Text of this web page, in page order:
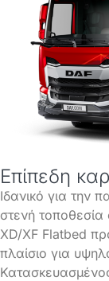
Επίπεδη
Ιδανικό για την
στενή
XD/XF Flatbed
πλαίσιο για